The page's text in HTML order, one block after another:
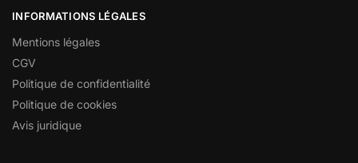
INFORMATIONS LÉGALES
Mentions légales
CGV
Politique de confidentialité
Politique de cookies
Avis juridique